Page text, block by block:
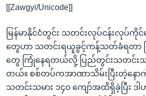
ရှာဖွေ
နေရာ
သို့
ကျော်
ရန်
[[Zawgyi/Unicode]]
မြန်မာနိုင်ငံတွင်း သတင်းလုပ်ငန်းလုပ်ကို
တွေဟာ သတင်းရယူခွင့်ကန့်သတ်ခံရတာ ခြိ
တွေ ကြုံနေရတယ်လို့ ပြည်တွင်းသတင်းသမ
တယ်။ စစ်တပ်ကအာဏာသိမ်းပြီးတဲ့နော
သတင်းသမား ၁၄၀ ကျော်အထိရှိခဲ့ပြီး ဒါဟ